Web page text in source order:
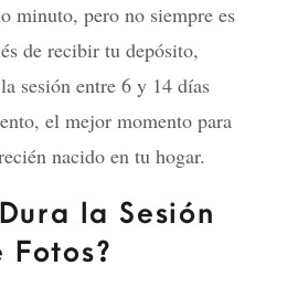
minuto, pero no siempre es
de recibir tu depósito,
sesión entre 6 y 14 días
el mejor momento para
nacido en tu hogar.
la Sesión
Fotos?